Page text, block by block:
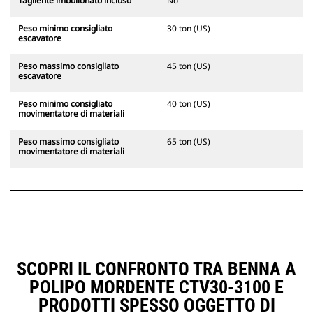
Peso minimo consigliato
escavatore
30 ton (US)
Peso massimo consigliato
escavatore
45 ton (US)
Peso minimo consigliato
movimentatore di materiali
40 ton (US)
Peso massimo consigliato
movimentatore di materiali
65 ton (US)
SCOPRI IL CONFRONTO TRA BENNA A
POLIPO MORDENTE CTV30-3100 E
PRODOTTI SPESSO OGGETTO DI